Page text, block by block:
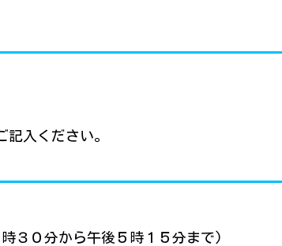
入ください。
３０分から午後５時１５分まで)